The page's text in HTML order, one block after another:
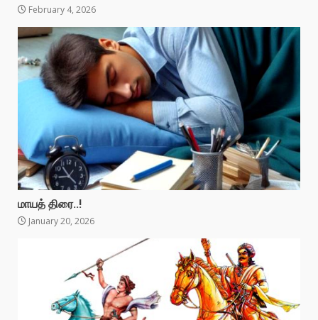
February 4, 2026
மாயத் திரை..!
January 20, 2026